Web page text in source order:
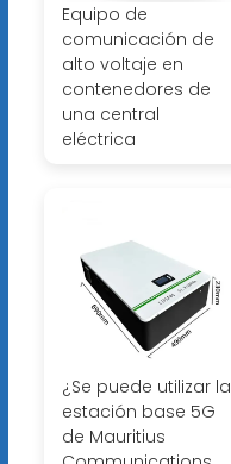
Equipo de
comunicación de
alto voltaje en
contenedores de
una central
eléctrica
¿Se puede utilizar la
estación base 5G
de Mauritius